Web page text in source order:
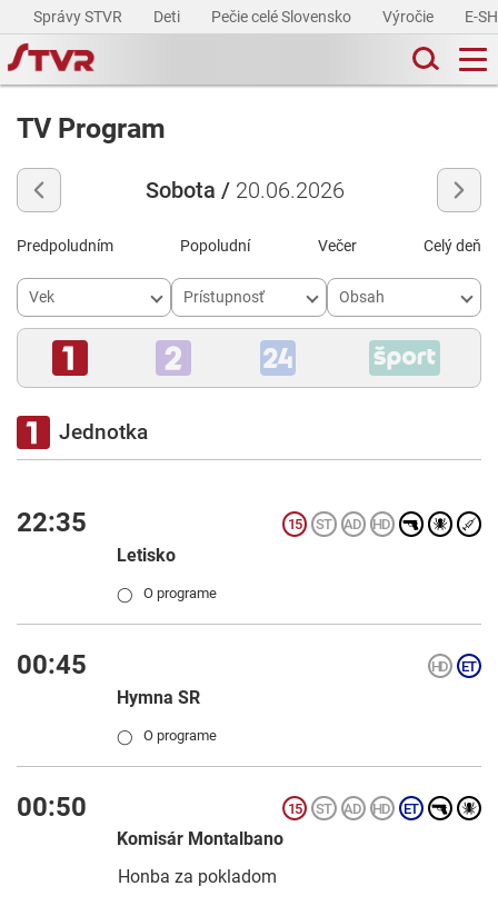
Správy STVR Deti Pečie celé Slovensko Výročie E-
TV Program
Sobota / 20.06.2026
Predpoludním Popoludní Večer Celý deň
Vek Prístupnosť Obsah
Jednotka
22:35
Letisko
◯ O programe
00:45
Hymna SR
◯ O programe
00:50
Komisár Montalbano
Honba za pokladom